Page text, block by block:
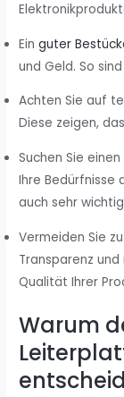
Einguter
und Geld. So
Achten Sie auf
Diese zeigen,
Suchen Sie
Ihre Bedürfnisse
auch sehr
Vermeiden Sie
Transparenz
Qualität Ihrer
Warum